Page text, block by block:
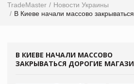
TradeMaster
Новости Украины
В Киеве начали массово
В КИЕВЕ НАЧАЛИ МАССОВО
ЗАКРЫВАТЬСЯ ДОРОГИЕ